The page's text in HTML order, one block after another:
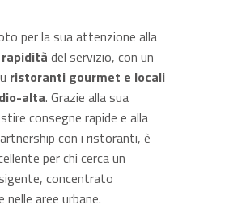
per la sua attenzione alla
rapidità del servizio, con un
ristoranti gourmet e locali
alta. Grazie alla sua
consegne rapide e alla
con i ristoranti, è
per chi cerca un
concentrato
nelle aree urbane.